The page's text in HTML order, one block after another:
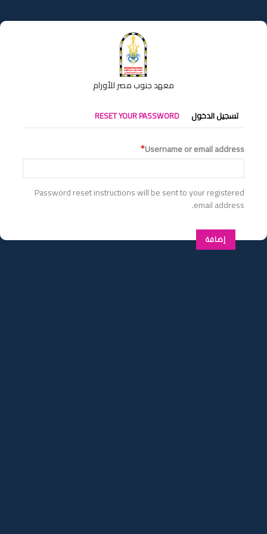
إلى
المحتوى
معهد جنوب مصر للأورام
التبويبات
الأساسية
تسجيل الدخول RESET YOUR PASSWORD
Username or email address
Password reset instructions will be sent to your registered
email address.